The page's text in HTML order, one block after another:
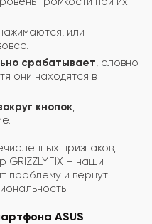
нажимаются, или
срабатывает , словно
они находятся в
кнопок
признаков,
– наши
проблему и вернут
ASUS